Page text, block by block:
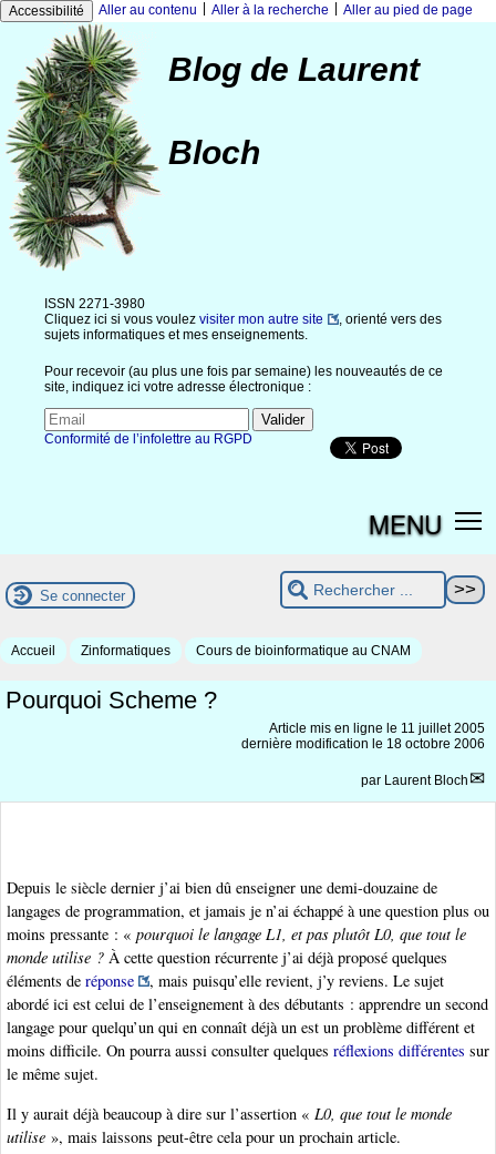
Accessibilité Aller au contenu Aller à la recherche Aller au pied de page
Blog de Laurent
Bloch
ISSN 2271-3980
Cliquez ici si vous voulez visiter mon autre site
, orienté vers des
sujets informatiques et mes enseignements.
Pour recevoir (au plus une fois par semaine) les nouveautés de ce
site, indiquez ici votre adresse électronique :
Conformité de l’infolettre au RGPD
MENU
Se connecter
Accueil Zinformatiques Cours de bioinformatique au CNAM
Pourquoi Scheme ?
Article mis en ligne le 11 juillet 2005
dernière modification le 18 octobre 2006
par Laurent Bloch
Depuis le siècle dernier j’ai bien dû enseigner une demi-douzaine de
langages de programmation, et jamais je n’ai échappé à une question plus ou
moins pressante : « pourquoi le langage L1, et pas plutôt L0, que tout le
monde utilise ? À cette question récurrente j’ai déjà proposé quelques
éléments de réponse
, mais puisqu’elle revient, j’y reviens. Le sujet
abordé ici est celui de l’enseignement à des débutants : apprendre un second
langage pour quelqu’un qui en connaît déjà un est un problème différent et
moins difficile. On pourra aussi consulter quelques réflexions différentes sur
le même sujet.
Il y aurait déjà beaucoup à dire sur l’assertion « L0, que tout le monde
utilise », mais laissons peut-être cela pour un prochain article.